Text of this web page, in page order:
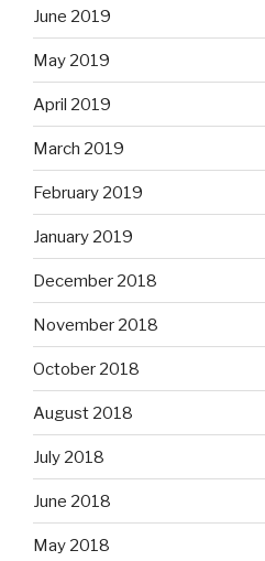
June 2019
May 2019
April 2019
March 2019
February 2019
January 2019
December 2018
November 2018
October 2018
August 2018
July 2018
June 2018
May 2018